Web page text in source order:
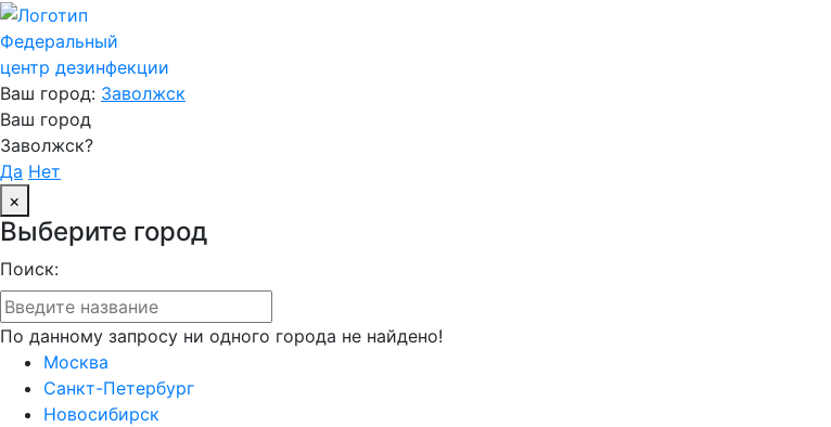
Федеральный
центр дезинфекции
Ваш город: Заволжск
Ваш город
Заволжск?
Да Нет
×
Выберите город
Поиск:
По данному запросу ни одного города не найдено!
Москва
Санкт-Петербург
Новосибирск